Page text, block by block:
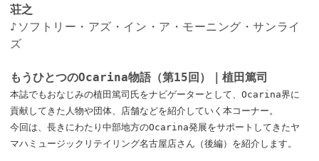
荘之
♪ソフトリー・アズ・イン・ア・モーニング・サンライ
ズ
もうひとつのOcarina物語（第15回）｜植田篤司
本誌でもおなじみの植田篤司氏をナビゲーターとして、Ocarina界に
貢献してきた人物や団体、店舗などを紹介していく本コーナー。
今回は、長きにわたり中部地方のOcarina発展をサポートしてきたヤ
マハミュージックリテイリング名古屋店さん（後編）を紹介します。